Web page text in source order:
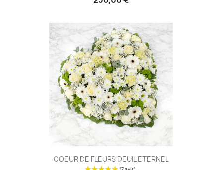
COEUR DE FLEURS DEUIL ETERNEL